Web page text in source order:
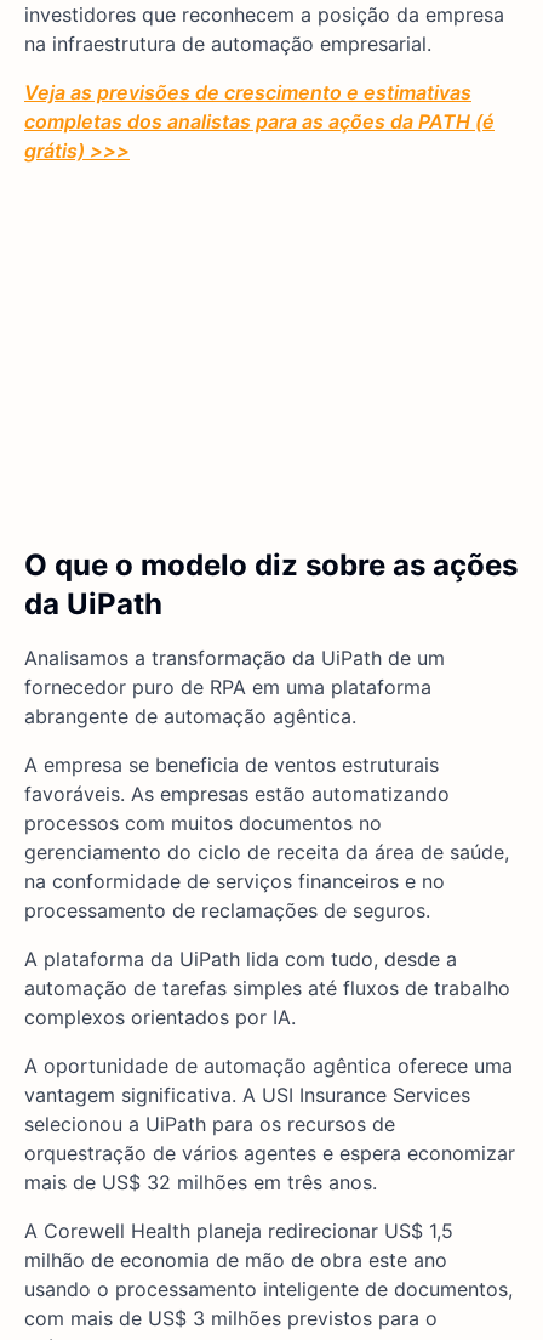
investidores que reconhecem a posição da empresa
na infraestrutura de automação empresarial.
Veja as previsões de crescimento e estimativas
completas dos analistas para as ações da PATH (é
grátis) >>>
O que o modelo diz sobre as ações
da UiPath
Analisamos a transformação da UiPath de um
fornecedor puro de RPA em uma plataforma
abrangente de automação agêntica.
A empresa se beneficia de ventos estruturais
favoráveis. As empresas estão automatizando
processos com muitos documentos no
gerenciamento do ciclo de receita da área de saúde,
na conformidade de serviços financeiros e no
processamento de reclamações de seguros.
A plataforma da UiPath lida com tudo, desde a
automação de tarefas simples até fluxos de trabalho
complexos orientados por IA.
A oportunidade de automação agêntica oferece uma
vantagem significativa. A USI Insurance Services
selecionou a UiPath para os recursos de
orquestração de vários agentes e espera economizar
mais de US$ 32 milhões em três anos.
A Corewell Health planeja redirecionar US$ 1,5
milhão de economia de mão de obra este ano
usando o processamento inteligente de documentos,
com mais de US$ 3 milhões previstos para o